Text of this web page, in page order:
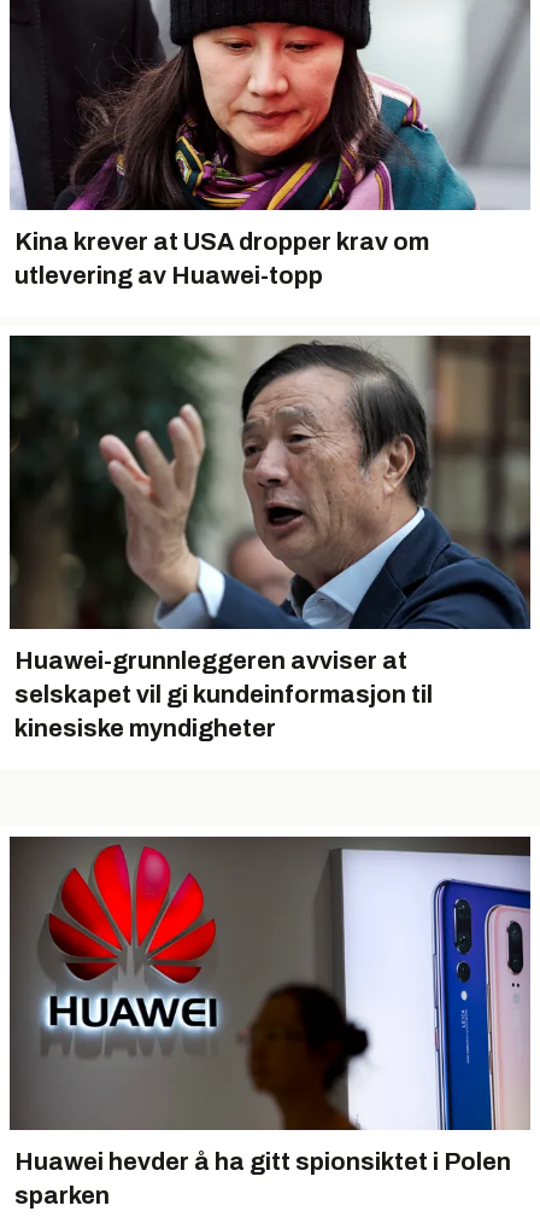
Kina krever at USA dropper krav om
utlevering av Huawei-topp
Huawei-grunnleggeren avviser at
selskapet vil gi kundeinformasjon til
kinesiske myndigheter
Huawei hevder å ha gitt spionsiktet i Polen
sparken